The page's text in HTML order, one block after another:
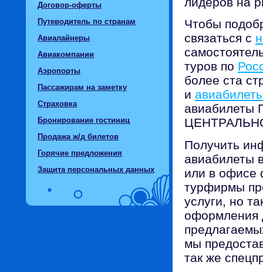
Договор-оферты
Путеводитель по странам
Авиалайнеры
Авиакомпании
Аэропорты
Пассажирам на заметку
Страховка
Бронирование гостиниц
Продажа ж/д билетов
Горячие предложения
Защита персональных данных
Чтобы
связаться с
туров по
более ста
и
авиабилеты
Получить
авиабилеты
или в офисе
турфирмы
услуги, но
оформления
мы
так же